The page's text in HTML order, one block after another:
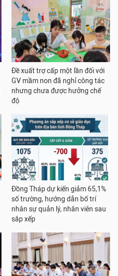
Đề xuất trợ cấp một lần đối với
GV mầm non đã nghỉ công tác
nhưng chưa được hưởng chế
độ
Đồng Tháp dự kiến giảm 65,1%
số trường, hướng dẫn bố trí
nhân sự quản lý, nhân viên sau
sắp xếp